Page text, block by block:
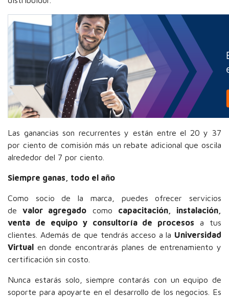
Las ganancias son recurrentes y están entre el 20 y 37
por ciento de comisión más un rebate adicional que oscila
alrededor del 7 por ciento.
Siempre ganas, todo el año
Como socio de la marca, puedes ofrecer servicios
devalor agregado como capacitación, instalación,
venta de equipo y consultoría de procesos a tus
clientes. Además de que tendrás acceso a la Universidad
Virtual en donde encontrarás planes de entrenamiento y
certificación sin costo.
Nunca estarás solo, siempre contarás con un equipo de
soporte para apoyarte en el desarrollo de los negocios. Es